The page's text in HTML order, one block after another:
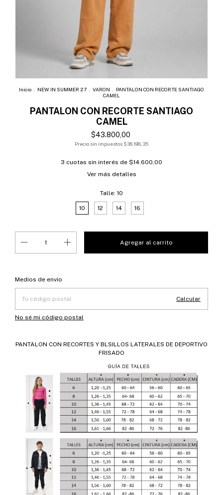
Inicio . NEW IN SUMMER 27 . VARON . PANTALON CON RECORTE SANTIAGO
CAMEL
PANTALON CON RECORTE SANTIAGO
CAMEL
$43.800,00
Precio sin impuestos $36.198,35
3 cuotas sin interés de $14.600,00
Ver más detalles
Talle: 10
10 12 14 16
Entregas para el CP:
Medios de envío
Calcular
No sé mi código postal
PANTALON CON RECORTES Y BLSILLOS LATERALES DE DEPORTIVO
FRISADO